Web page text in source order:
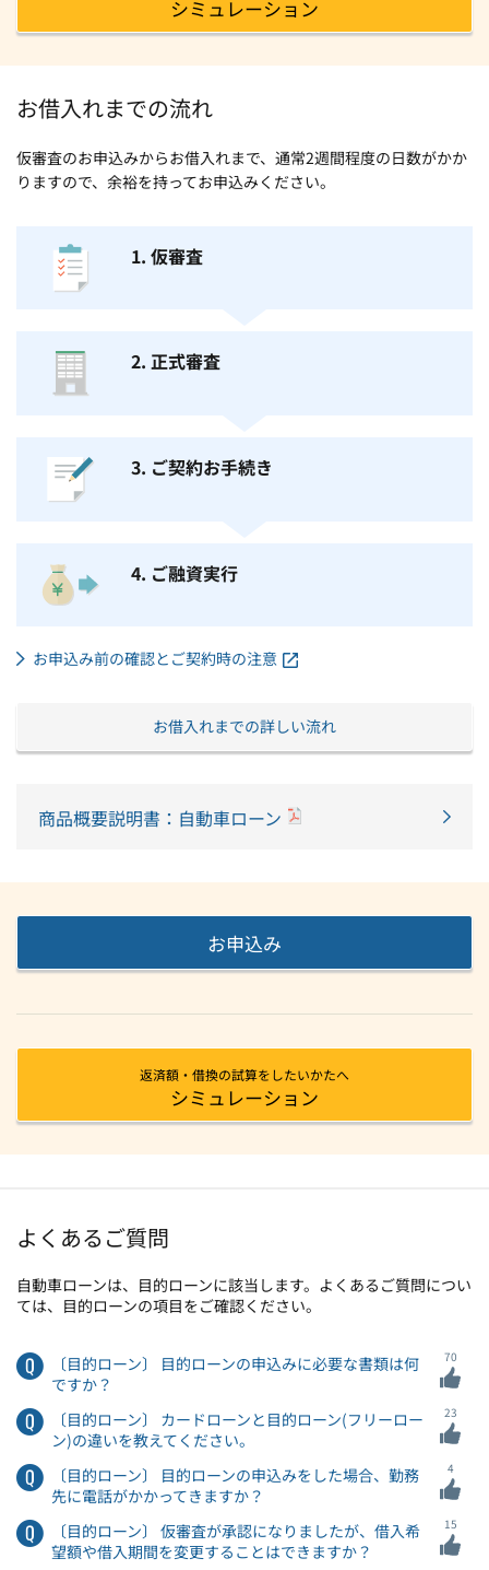
シミュレーション
お借入れまでの流れ
仮審査のお申込みからお借入れまで、通常2週間程度の日数がかか
りますので、余裕を持ってお申込みください。
1. 仮審査
2. 正式審査
3. ご契約お手続き
4. ご融資実行
お申込み前の確認とご契約時の注意
お借入れまでの詳しい流れ
商品概要説明書：自動車ローン
お申込み
返済額・借換の試算をしたいかたへ
シミュレーション
よくあるご質問
自動車ローンは、目的ローンに該当します。よくあるご質問につい
ては、目的ローンの項目をご確認ください。
〔目的ローン〕 目的ローンの申込みに必要な書類は何
ですか？
70
〔目的ローン〕 カードローンと目的ローン(フリーロー
ン)の違いを教えてください。
23
〔目的ローン〕 目的ローンの申込みをした場合、勤務
先に電話がかかってきますか？
4
〔目的ローン〕 仮審査が承認になりましたが、借入希
望額や借入期間を変更することはできますか？
15